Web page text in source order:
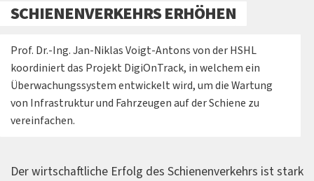
SCHIENENVERKEHRS ERHÖHEN
Prof. Dr.-Ing. Jan-Niklas Voigt-Antons von der HSHL
koordiniert das Projekt DigiOnTrack, in welchem ein
Überwachungssystem entwickelt wird, um die Wartung
von Infrastruktur und Fahrzeugen auf der Schiene zu
vereinfachen.
Der wirtschaftliche Erfolg des Schienenverkehrs ist stark